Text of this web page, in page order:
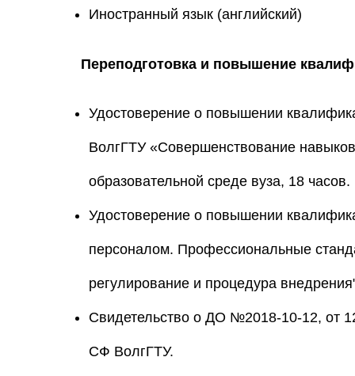
Иностранный язык (английский)
Переподготовка и повышение
Удостоверение о повышении
ВолгГТУ «Совершенствование
образовательной среде вуза, 18 часов.
Удостоверение о повышении
персоналом. Профессиональные
регулирование и процедура
Свидетельство о ДО №2018-10-12, от
СФ ВолгГТУ.